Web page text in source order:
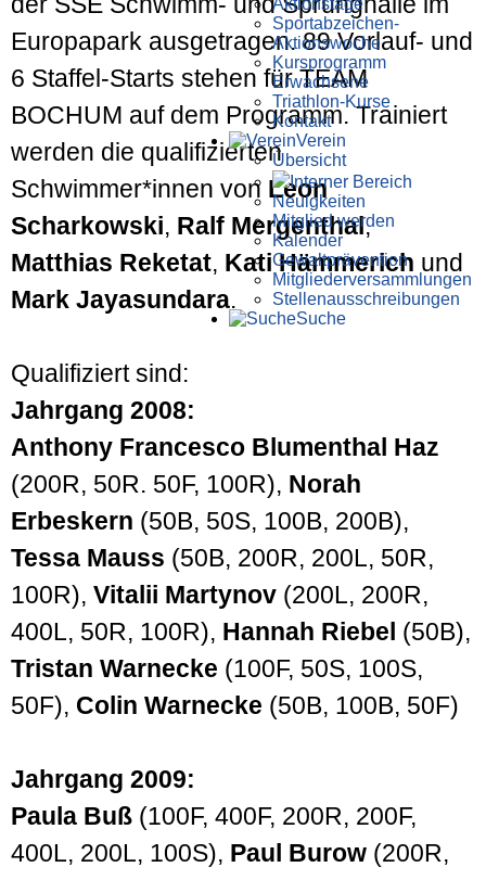
Aktionstage
Sportabzeichen-
Aktionswoche
Kursprogramm
Erwachsene
Triathlon-Kurse
Kontakt
Verein
Übersicht
Interner Bereich
Neuigkeiten
Mitglied werden
Kalender
Gewaltprävention
Mitglieder­versammlungen
Stellen­aus­schrei­bungen
Suche
Europapark ausgetragen. 89 Vorlauf- und
6 Staffel-Starts stehen für TEAM
BOCHUM auf dem Programm. Trainiert
werden die qualifizierten
Schwimmer*innen von Leon
Scharkowski, Ralf Mergenthal,
Matthias Reketat, Kati Hämmerich und
Mark Jayasundara.
Qualifiziert sind:
Jahrgang 2008:
Anthony Francesco Blumenthal Haz
(200R, 50R. 50F, 100R), Norah
Erbeskern (50B, 50S, 100B, 200B),
Tessa Mauss (50B, 200R, 200L, 50R,
100R), Vitalii Martynov (200L, 200R,
400L, 50R, 100R), Hannah Riebel (50B),
Tristan Warnecke (100F, 50S, 100S,
50F), Colin Warnecke (50B, 100B, 50F)
Jahrgang 2009:
Paula Buß (100F, 400F, 200R, 200F,
400L, 200L, 100S), Paul Burow (200R,